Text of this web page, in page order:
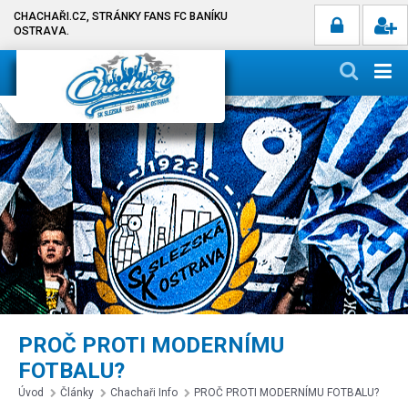
CHACHAŘI.CZ, STRÁNKY FANS FC BANÍKU
OSTRAVA.
PROČ PROTI MODERNÍMU
FOTBALU?
Úvod Články Chachaři Info PROČ PROTI MODERNÍMU FOTBALU?